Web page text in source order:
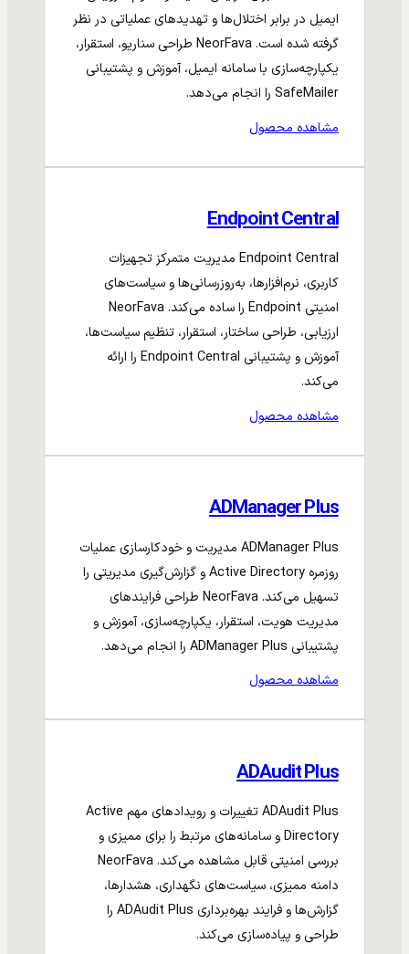
ایمیل در برابر اختلال‌ها و تهدیدهای عملیاتی در نظر
گرفته شده است. NeorFava طراحی سناریو، استقرار،
یکپارچه‌سازی با سامانه ایمیل، آموزش و پشتیبانی
SafeMailer را انجام می‌دهد.
مشاهده محصول
Endpoint Central
Endpoint Central مدیریت متمرکز تجهیزات
کاربری، نرم‌افزارها، به‌روزرسانی‌ها و سیاست‌های
امنیتی Endpoint را ساده می‌کند. NeorFava
ارزیابی، طراحی ساختار، استقرار، تنظیم سیاست‌ها،
آموزش و پشتیبانی Endpoint Central را ارائه
می‌کند.
مشاهده محصول
ADManager Plus
ADManager Plus مدیریت و خودکارسازی عملیات
روزمره Active Directory و گزارش‌گیری مدیریتی را
تسهیل می‌کند. NeorFava طراحی فرایندهای
مدیریت هویت، استقرار، یکپارچه‌سازی، آموزش و
پشتیبانی ADManager Plus را انجام می‌دهد.
مشاهده محصول
ADAudit Plus
ADAudit Plus تغییرات و رویدادهای مهم Active
Directory و سامانه‌های مرتبط را برای ممیزی و
بررسی امنیتی قابل مشاهده می‌کند. NeorFava
دامنه ممیزی، سیاست‌های نگهداری، هشدارها،
گزارش‌ها و فرایند بهره‌برداری ADAudit Plus را
طراحی و پیاده‌سازی می‌کند.